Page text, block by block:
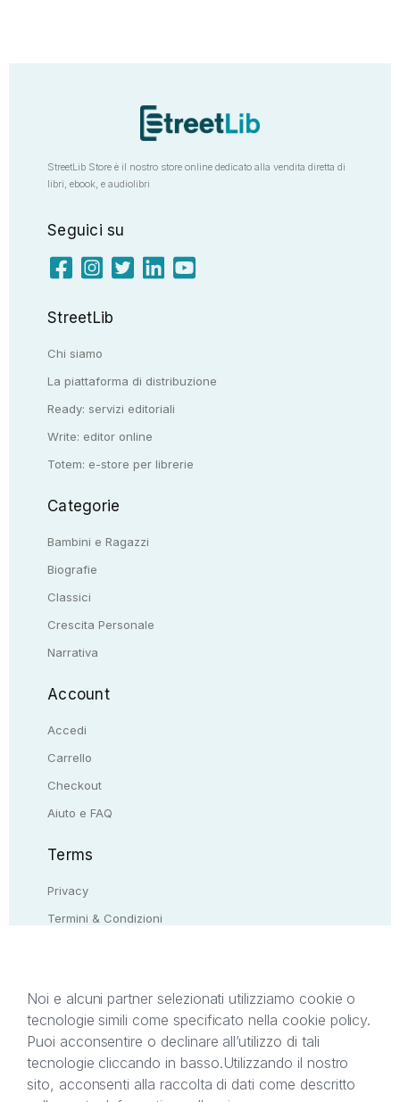
StreetLib Store è il nostro store online dedicato alla vendita diretta di
libri, ebook, e audiolibri
Seguici su
StreetLib
Chi siamo
La piattaforma di distribuzione
Ready: servizi editoriali
Write: editor online
Totem: e-store per librerie
Categorie
Bambini e Ragazzi
Biografie
Classici
Crescita Personale
Narrativa
Account
Accedi
Carrello
Checkout
Aiuto e FAQ
Terms
Privacy
Termini & Condizioni
Il presente sito web è di proprietà di StreetLib S.r.l.
titolare di tutti i diritti di proprietà intellettuale
afferenti ai marchi, loghi e segni distintivi presenti
Noi e alcuni partner selezionati utilizziamo cookie o
tecnologie simili come specificato nella cookie policy.
Puoi acconsentire o declinare all’utilizzo di tali
tecnologie cliccando in basso.Utilizzando il nostro
sito, acconsenti alla raccolta di dati come descritto